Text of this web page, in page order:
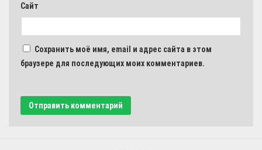
Сайт
Сохранить моё имя, email и адрес сайта в этом
браузере для последующих моих комментариев.